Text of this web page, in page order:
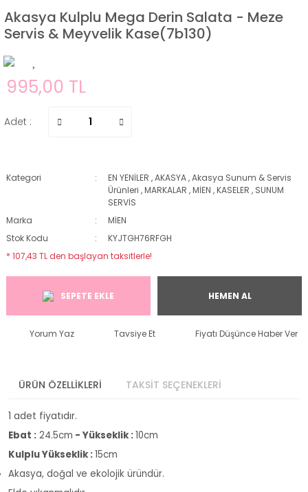
Akasya Kulplu Mega Derin Salata - Meze
Servis & Meyvelik Kase(7b130)
995,00 TL
Adet :
Kategori EN YENİLER ,AKASYA,Akasya Sunum & Servis
Ürünleri ,MARKALAR ,MİEN ,KASELER , SUNUM
SERVİS
Marka
MİEN
Stok Kodu
KYJTGH76RFGH
* 107,43 TL den başlayan taksitlerle!
SEPETE EKLE HEMEN AL
Yorum Yaz Tavsiye Et Fiyatı Düşünce Haber Ver
ÜRÜN ÖZELLİKLERİ TAKSİT SEÇENEKLERİ
1 adet fiyatıdır.
Ebat : 24.5cm - Yükseklik :10cm
Kulplu Yükseklik :15cm
Akasya, doğal ve ekolojik üründür.